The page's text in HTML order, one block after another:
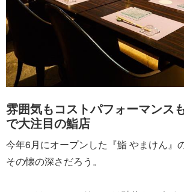
雰囲気もコストパフォーマンス
で大注目の鮨店
今年6月にオープンした『鮨 やまけん』
その懐の深さだろう。